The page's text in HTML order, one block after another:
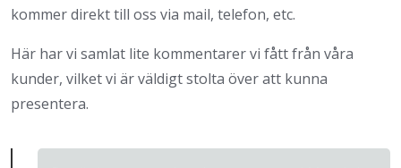
kommer direkt till oss via mail, telefon, etc.
Här har vi samlat lite kommentarer vi fått från våra
kunder, vilket vi är väldigt stolta över att kunna
presentera.